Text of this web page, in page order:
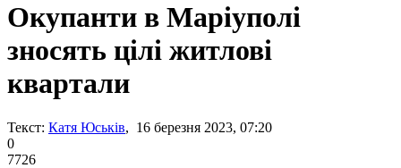
Окупанти в Маріуполі
зносять цілі житлові
квартали
Текст: Катя Юськів, 16 березня 2023, 07:20
0
7726